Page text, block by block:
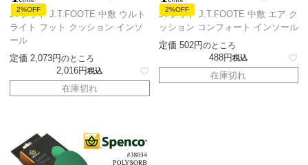
2%OFF
JTフット J.T.FOOTE 中敷 ウルト
ライト フット クッション インソ
ール
定価 2,073 のところ
2,016 税込
在庫切れ
2%OFF
JTフット J.T.FOOTE 中敷 エア ク
ッション コンフォート インソール
定価 502 のところ
488 税込
在庫切れ